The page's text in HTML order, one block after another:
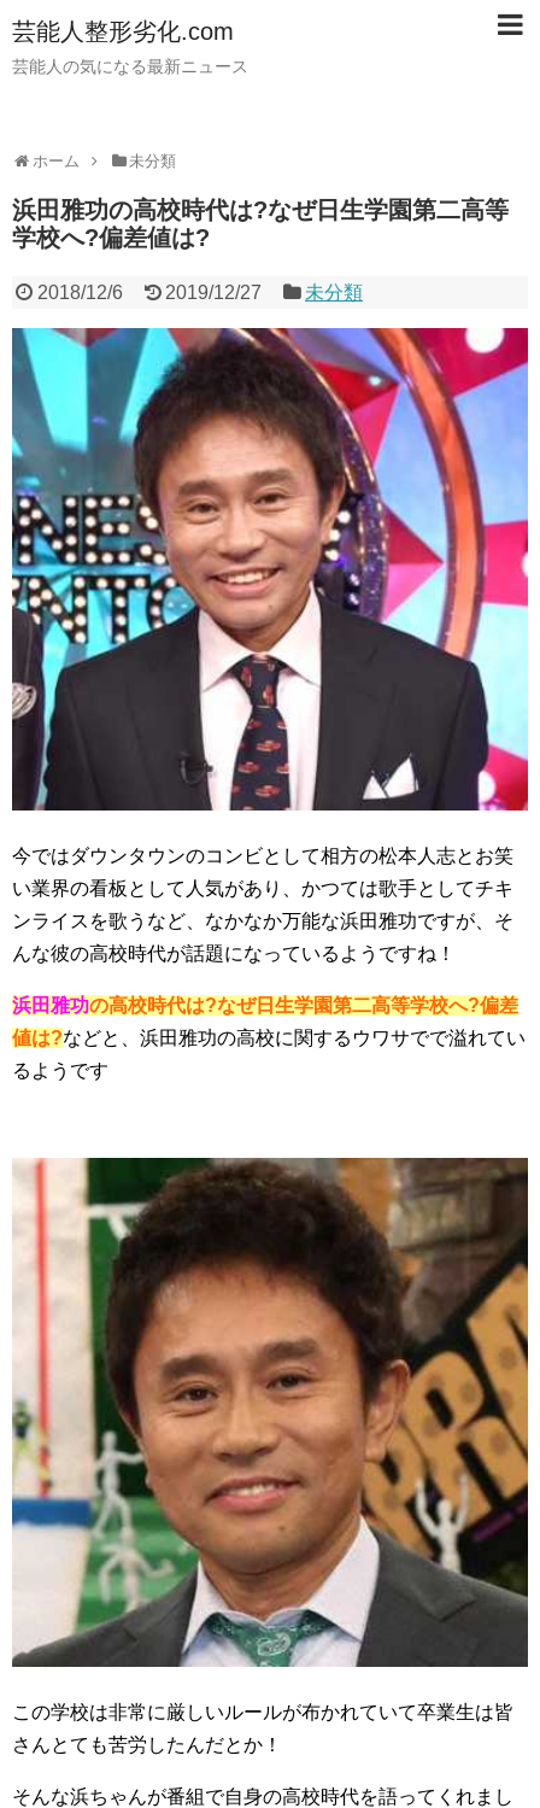
芸能人整形劣化.com
芸能人の気になる最新ニュース
ホーム 未分類
浜田雅功の高校時代は?なぜ日生学園第二高等
学校へ?偏差値は?
2018/12/6 2019/12/27 未分類
今ではダウンタウンのコンビとして相方の松本人志とお笑
い業界の看板として人気があり、かつては歌手としてチキ
ンライスを歌うなど、なかなか万能な浜田雅功ですが、そ
んな彼の高校時代が話題になっているようですね！
浜田雅功の高校時代は?なぜ日生学園第二高等学校へ?偏差
値は?などと、浜田雅功の高校に関するウワサでで溢れてい
るようです
この学校は非常に厳しいルールが布かれていて卒業生は皆
さんとても苦労したんだとか！
そんな浜ちゃんが番組で自身の高校時代を語ってくれまし